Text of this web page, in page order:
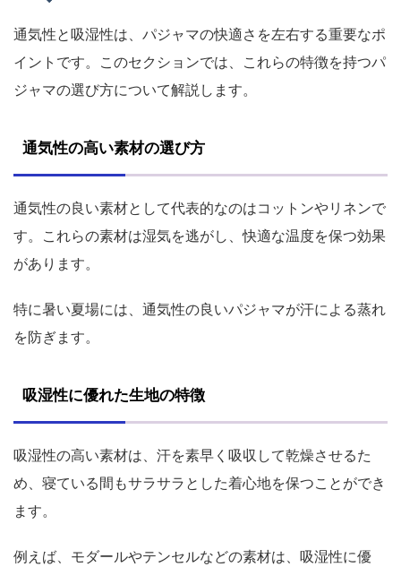
通気性と吸湿性は、パジャマの快適さを左右する重要なポ
イントです。このセクションでは、これらの特徴を持つパ
ジャマの選び方について解説します。
通気性の高い素材の選び方
通気性の良い素材として代表的なのはコットンやリネンで
す。これらの素材は湿気を逃がし、快適な温度を保つ効果
があります。
特に暑い夏場には、通気性の良いパジャマが汗による蒸れ
を防ぎます。
吸湿性に優れた生地の特徴
吸湿性の高い素材は、汗を素早く吸収して乾燥させるた
め、寝ている間もサラサラとした着心地を保つことができ
ます。
例えば、モダールやテンセルなどの素材は、吸湿性に優